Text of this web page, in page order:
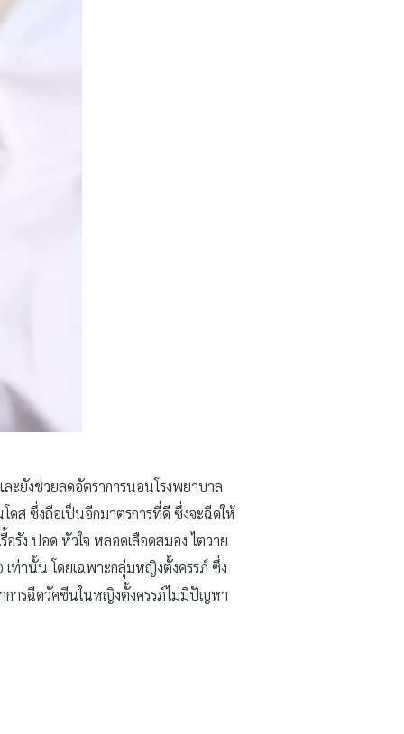
ะยังช่วยลดอัตราการนอนโรงพยาบาล
ส ซึ่งถือเป็นอีกมาตรการที่ดี ซึ่งจะฉีดให้
รัง ปอด หัวใจ หลอดเลือดสมอง ไตวาย
เท่านั้น โดยเฉพาะกลุ่มหญิงตั้งครรภ์ ซึ่ง
าการฉีดวัคซีนในหญิงตั้งครรภ์ไม่มีปัญหา